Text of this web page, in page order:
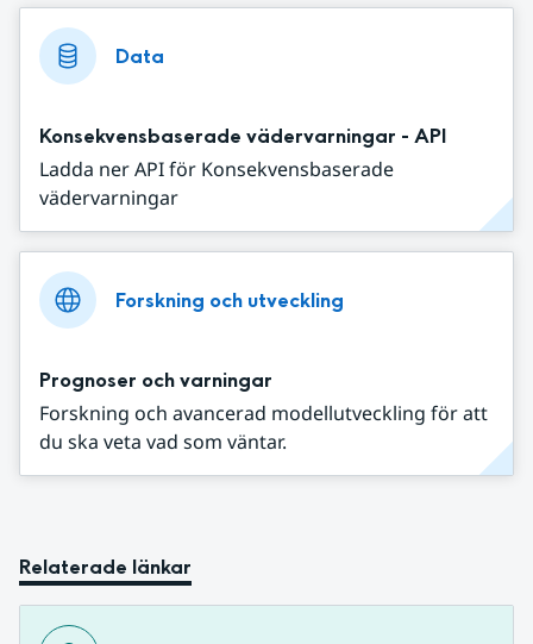
Data
Konsekvensbaserade vädervarningar - API
Ladda ner API för Konsekvensbaserade
vädervarningar
Forskning och utveckling
Prognoser och varningar
Forskning och avancerad modellutveckling för att
du ska veta vad som väntar.
Relaterade länkar